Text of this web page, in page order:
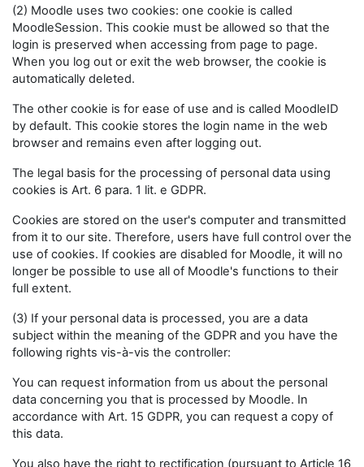
(2) Moodle uses two cookies: one cookie is called
MoodleSession. This cookie must be allowed so that the
login is preserved when accessing from page to page.
When you log out or exit the web browser, the cookie is
automatically deleted.
The other cookie is for ease of use and is called MoodleID
by default. This cookie stores the login name in the web
browser and remains even after logging out.
The legal basis for the processing of personal data using
cookies is Art. 6 para. 1 lit. e GDPR.
Cookies are stored on the user's computer and transmitted
from it to our site. Therefore, users have full control over the
use of cookies. If cookies are disabled for Moodle, it will no
longer be possible to use all of Moodle's functions to their
full extent.
(3) If your personal data is processed, you are a data
subject within the meaning of the GDPR and you have the
following rights vis-à-vis the controller:
You can request information from us about the personal
data concerning you that is processed by Moodle. In
accordance with Art. 15 GDPR, you can request a copy of
this data.
You also have the right to rectification (pursuant to Article 16